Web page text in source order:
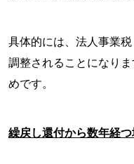
具体的には、法人事業
調整されることになり
めです。
繰戻し還付から数年経